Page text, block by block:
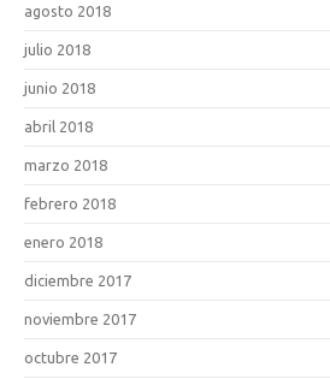
agosto 2018
julio 2018
junio 2018
abril 2018
marzo 2018
febrero 2018
enero 2018
diciembre 2017
noviembre 2017
octubre 2017